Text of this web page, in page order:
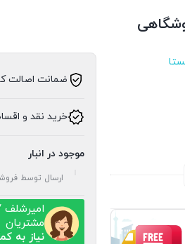
ضمانت اصالت
خرید نقد و
موجود در انبار
ارسال توسط
امیرشلف
مشتریان
نیاز به